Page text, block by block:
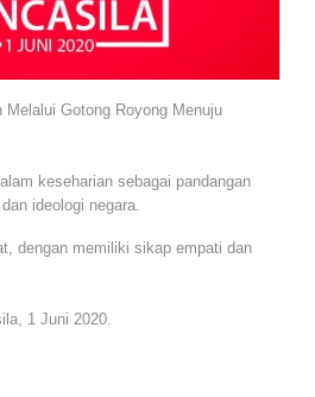
Melalui Gotong Royong Menuju
keseharian sebagai pandangan
ideologi negara.
dengan memiliki sikap empati dan
1 Juni 2020.